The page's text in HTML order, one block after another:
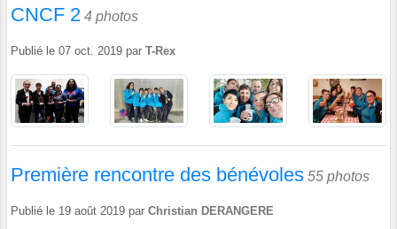
CNCF 2 4 photos
Publié le 07 oct. 2019 par T-Rex
Première rencontre des bénévoles 55 photos
Publié le 19 août 2019 par Christian DERANGERE